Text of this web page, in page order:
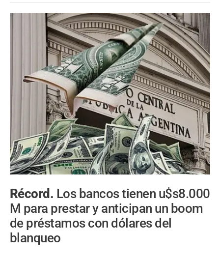
Récord. Los bancos tienen u$s8.000
M para prestar y anticipan un boom
de préstamos con dólares del
blanqueo